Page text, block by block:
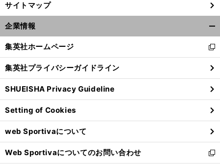
サイトマップ
企業情報
閉
る
集英社ホームページ
新
し
い
ウ
ィ
ン
ド
ウ
で
開
く
集英社プライバシーガイドライン
SHUEISHA Privacy Guideline
Setting of Cookies
web Sportivaについて
Web Sportivaについてのお問い合わせ
新